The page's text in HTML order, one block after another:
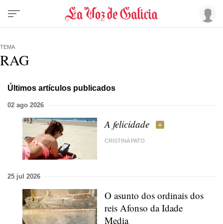
TEMA
RAG
Últimos artículos publicados
02 ago 2026
A felicidade
CRISTINA PATO
25 jul 2026
O asunto dos ordinais dos
reis Afonso da Idade
Media